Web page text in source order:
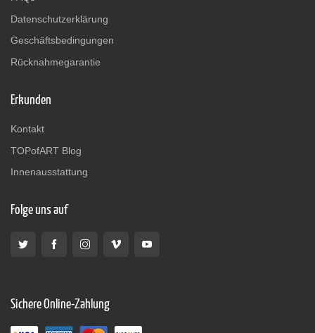
Datenschutzerklärung
Geschäftsbedingungen
Rücknahmegarantie
Erkunden
Kontakt
TOPofART Blog
Innenausstattung
Folge uns auf
Sichere Online-Zahlung